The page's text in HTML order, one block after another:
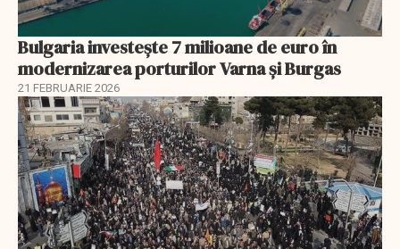
Bulgaria investește 7 milioane de euro în
modernizarea porturilor Varna și Burgas
21 FEBRUARIE 2026